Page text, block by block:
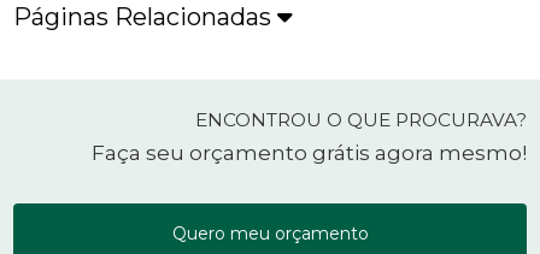
Páginas Relacionadas
ENCONTROU O QUE PROCURAVA?
Faça seu orçamento grátis agora mesmo!
Quero meu orçamento